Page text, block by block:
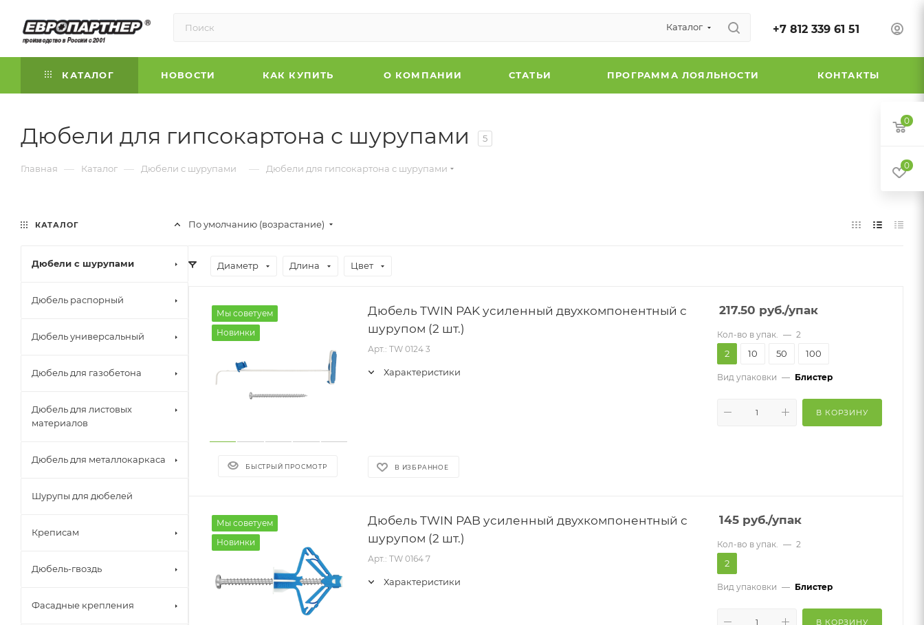
Каталог +7 812 339 61 51
КАТАЛОГ НОВОСТИ КАК КУПИТЬ О КОМПАНИИ СТАТЬИ ПРОГРАММА ЛОЯЛЬНОСТИ КОНТАКТЫ
Дюбели для гипсокартона с шурупами 5
Главная — Каталог — Дюбели с шурупами — Дюбели для гипсокартона с шурупами
По умолчанию (возрастание)
Диаметр Длина Цвет
Мы советуем
Новинки
БЫСТРЫЙ ПРОСМОТР
Дюбель TWIN PAK усиленный двухкомпонентный с
шурупом (2 шт.)
Арт.: TW 0124 3
Характеристики
В ИЗБРАННОЕ
217.50 руб./упак
Кол-во в упак. — 2
2 10 50 100
Вид упаковки — Блистер
В КОРЗИНУ
Мы советуем
Новинки
Дюбель TWIN PAB усиленный двухкомпонентный с
шурупом (2 шт.)
Арт.: TW 0164 7
Характеристики
145 руб./упак
Кол-во в упак. — 2
2
Вид упаковки — Блистер
В КОРЗИНУ
КАТАЛОГ
Дюбели с шурупами
Дюбель распорный
Дюбель универсальный
Дюбель для газобетона
Дюбель для листовых
материалов
Дюбель для металлокаркаса
Шурупы для дюбелей
Креписам
Дюбель-гвоздь
Фасадные крепления
0
0